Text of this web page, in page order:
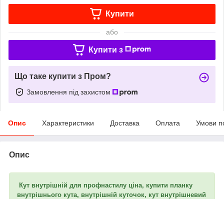
Купити
або
Купити з
Що таке купити з Пром?
Замовлення під захистом
Опис Характеристики Доставка Оплата Умови
Опис
Кут внутрішній для профнастилу ціна, купити планку
внутрішнього кута, внутрішній куточок, кут внутрішневий